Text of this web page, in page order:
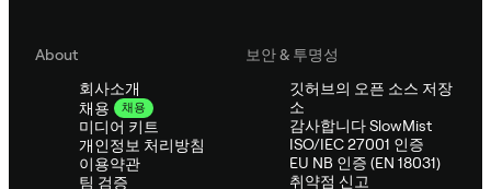
About
회사소개
채용
채용
미디어 키트
개인정보 처리방침
이용약관
팀 검증
보안 & 투명성
깃허브의 오픈 소스 저장
소
감사합니다 SlowMist
ISO/IEC 27001 인증
EU NB 인증 (EN 18031)
취약점 신고